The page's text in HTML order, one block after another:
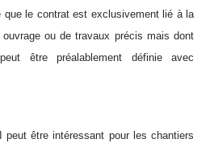
que le contrat est exclusivement lié à la
ouvrage ou de travaux précis mais dont
être préalablement définie avec
peut être intéressant pour les chantiers